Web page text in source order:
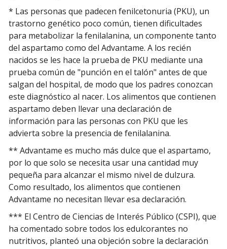
* Las personas que padecen fenilcetonuria (PKU), un
trastorno genético poco común, tienen dificultades
para metabolizar la fenilalanina, un componente tanto
del aspartamo como del Advantame. A los recién
nacidos se les hace la prueba de PKU mediante una
prueba común de "punción en el talón" antes de que
salgan del hospital, de modo que los padres conozcan
este diagnóstico al nacer. Los alimentos que contienen
aspartamo deben llevar una declaración de
información para las personas con PKU que les
advierta sobre la presencia de fenilalanina.
** Advantame es mucho más dulce que el aspartamo,
por lo que solo se necesita usar una cantidad muy
pequeña para alcanzar el mismo nivel de dulzura.
Como resultado, los alimentos que contienen
Advantame no necesitan llevar esa declaración.
*** El Centro de Ciencias de Interés Público (CSPI), que
ha comentado sobre todos los edulcorantes no
nutritivos, planteó una objeción sobre la declaración